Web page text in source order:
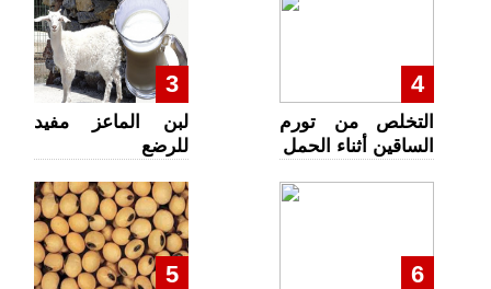
3
لبن الماعز مفيد
للرضع
4
التخلص من تورم
الساقين أثناء الحمل
5 6